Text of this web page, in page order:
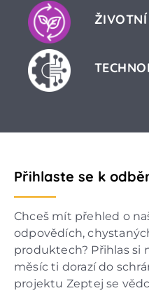
ŽIVOTNÍ
Přihlaste se k
Chceš mít přehled o
odpovědích,
produktech? Přihlas si
měsíc ti dorazí do
projektu Zeptej se